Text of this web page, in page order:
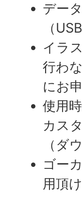
デー
（
イラ
行わ
にお
使用
カス
（ダ
ゴー
用頂